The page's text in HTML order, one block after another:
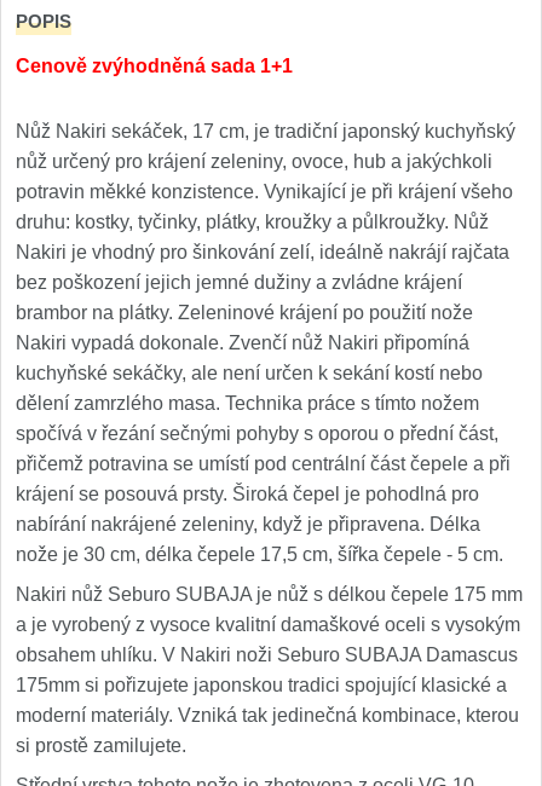
POPIS
Cenově zvýhodněná sada 1+1
Nůž Nakiri sekáček, 17 cm, je tradiční japonský kuchyňský
nůž určený pro krájení zeleniny, ovoce, hub a jakýchkoli
potravin měkké konzistence. Vynikající je při krájení všeho
druhu: kostky, tyčinky, plátky, kroužky a půlkroužky. Nůž
Nakiri je vhodný pro šinkování zelí, ideálně nakrájí rajčata
bez poškození jejich jemné dužiny a zvládne krájení
brambor na plátky. Zeleninové krájení po použití nože
Nakiri vypadá dokonale. Zvenčí nůž Nakiri připomíná
kuchyňské sekáčky, ale není určen k sekání kostí nebo
dělení zamrzlého masa. Technika práce s tímto nožem
spočívá v řezání sečnými pohyby s oporou o přední část,
přičemž potravina se umístí pod centrální část čepele a při
krájení se posouvá prsty. Široká čepel je pohodlná pro
nabírání nakrájené zeleniny, když je připravena. Délka
nože je 30 cm, délka čepele 17,5 cm, šířka čepele - 5 cm.
Nakiri nůž Seburo SUBAJA je nůž s délkou čepele 175 mm
a je vyrobený z vysoce kvalitní damaškové oceli s vysokým
obsahem uhlíku. V Nakiri noži Seburo SUBAJA Damascus
175mm si pořizujete japonskou tradici spojující klasické a
moderní materiály. Vzniká tak jedinečná kombinace, kterou
si prostě zamilujete.